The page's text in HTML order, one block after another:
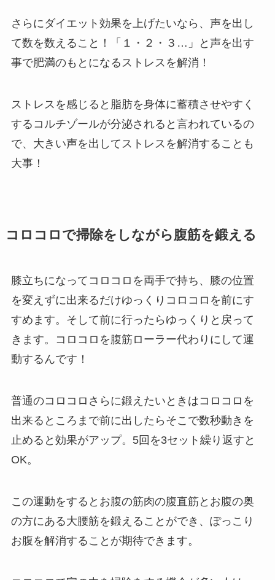
さらにダイエット効果を上げたいなら、声を出し
て数を数えること！「１・２・３…」と声を出す
事で肥満のもとになるストレスを解消！
ストレスを感じると脂肪を身体に蓄積させやすく
するコルチゾールが分泌されると言われているの
で、大きい声を出してストレスを解消することも
大事！
コロコロで掃除をしながら腹筋を鍛える
膝立ちになってコロコロを両手で持ち、膝の位置
を変えずに出来るだけゆっくりコロコロを前にす
すめます。そして前に行ったらゆっくりと戻って
きます。コロコロを腹筋ローラー代わりにして運
動するんです！
普通のコロコロさらに鍛えたいときはコロコロを
出来るところまで前に出したらそこで数秒動きを
止めると効果がアップ。5回を3セット繰り返すと
OK。
この運動をするとお腹の筋肉の腹直筋とお腹の奥
の方にある大腰筋を鍛えることができ、ぽっこり
お腹を解消することが期待できます。